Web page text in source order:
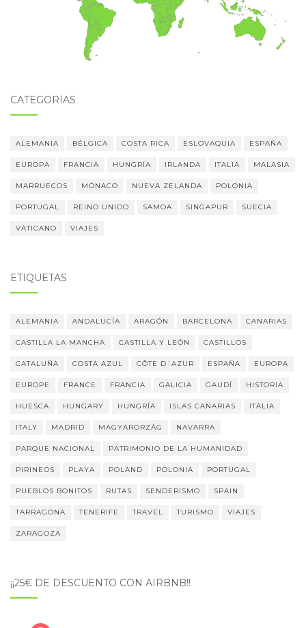
CATEGORÍAS
ALEMANIA BÉLGICA COSTA RICA ESLOVAQUIA ESPAÑA
EUROPA FRANCIA HUNGRÍA IRLANDA ITALIA MALASIA
MARRUECOS MÓNACO NUEVA ZELANDA POLONIA
PORTUGAL REINO UNIDO SAMOA SINGAPUR SUECIA
VATICANO VIAJES
ETIQUETAS
ALEMANIA ANDALUCÍA ARAGÓN BARCELONA CANARIAS
CASTILLA LA MANCHA CASTILLA Y LEÓN CASTILLOS
CATALUÑA COSTA AZUL CÔTE D´AZUR ESPAÑA EUROPA
EUROPE FRANCE FRANCIA GALICIA GAUDÍ HISTORIA
HUESCA HUNGARY HUNGRÍA ISLAS CANARIAS ITALIA
ITALY MADRID MAGYARORZÁG NAVARRA
PARQUE NACIONAL PATRIMONIO DE LA HUMANIDAD
PIRINEOS PLAYA POLAND POLONIA PORTUGAL
PUEBLOS BONITOS RUTAS SENDERISMO SPAIN
TARRAGONA TENERIFE TRAVEL TURISMO VIAJES
ZARAGOZA
¡¡25€ DE DESCUENTO CON AIRBNB!!